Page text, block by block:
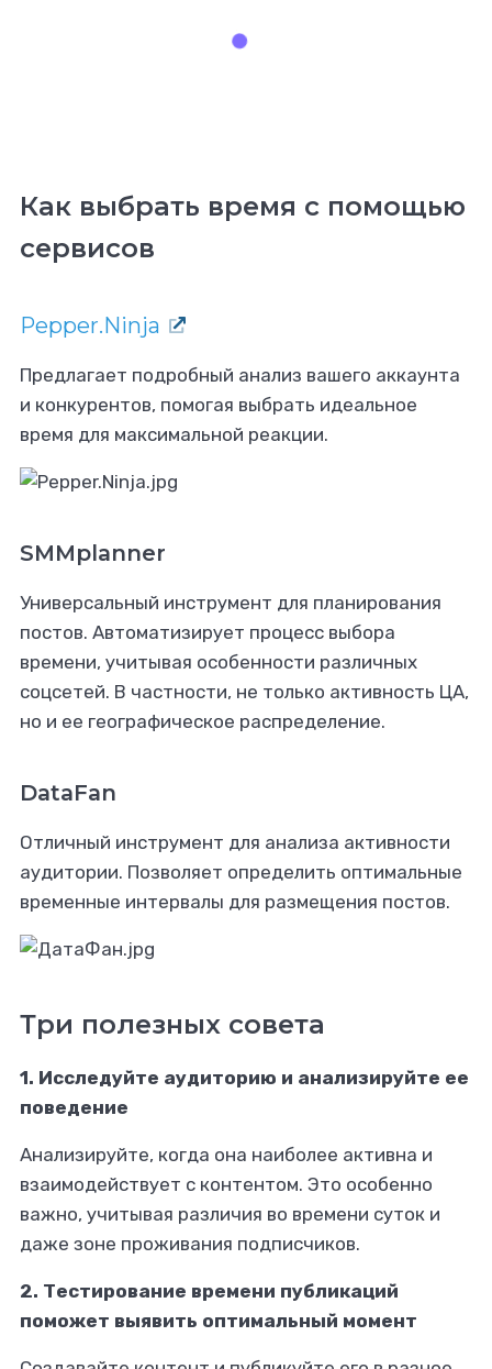
Как выбрать время с помощью
сервисов
Pepper.Ninja
Предлагает подробный анализ вашего аккаунта
и конкурентов, помогая выбрать идеальное
время для максимальной реакции.
SMMplanner
Универсальный инструмент для планирования
постов. Автоматизирует процесс выбора
времени, учитывая особенности различных
соцсетей. В частности, не только активность ЦА,
но и ее географическое распределение.
DataFan
Отличный инструмент для анализа активности
аудитории. Позволяет определить оптимальные
временные интервалы для размещения постов.
Три полезных совета
1. Исследуйте аудиторию и анализируйте ее
поведение
Анализируйте, когда она наиболее активна и
взаимодействует с контентом. Это особенно
важно, учитывая различия во времени суток и
даже зоне проживания подписчиков.
2. Тестирование времени публикаций
поможет выявить оптимальный момент